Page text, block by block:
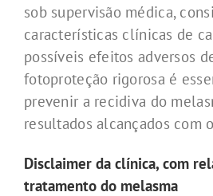
sob supervisão médica,
características clínicas de
possíveis efeitos adversos
fotoproteção rigorosa é
prevenir a recidiva do
resultados alcançados com
Disclaimer da clínica, com
tratamento do melasma